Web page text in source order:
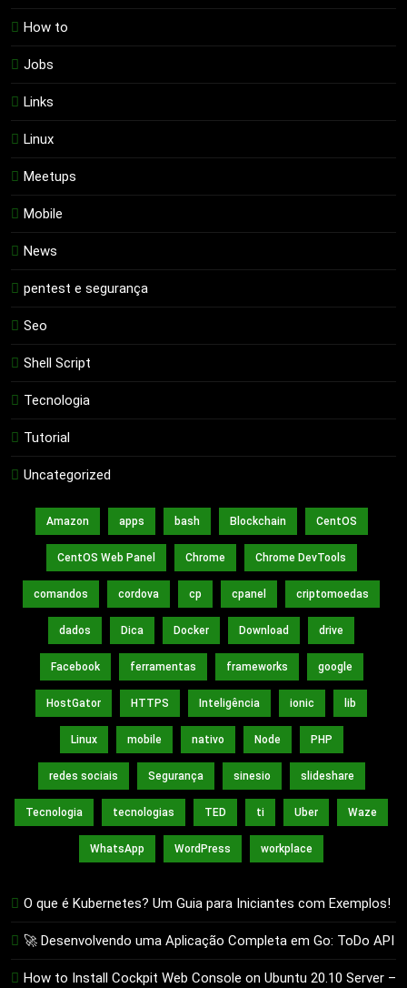
How to
Jobs
Links
Linux
Meetups
Mobile
News
pentest e segurança
Seo
Shell Script
Tecnologia
Tutorial
Uncategorized
Amazon apps bash Blockchain CentOS
CentOS Web Panel Chrome Chrome DevTools
comandos cordova cp cpanel criptomoedas
dados Dica Docker Download drive
Facebook ferramentas frameworks google
HostGator HTTPS Inteligência ionic lib
Linux mobile nativo Node PHP
redes sociais Segurança sinesio slideshare
Tecnologia tecnologias TED ti Uber Waze
WhatsApp WordPress workplace
O que é Kubernetes? Um Guia para Iniciantes com Exemplos!
🚀 Desenvolvendo uma Aplicação Completa em Go: ToDo API
How to Install Cockpit Web Console on Ubuntu 20.10 Server –